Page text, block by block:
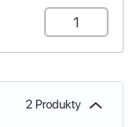
2 Produkty